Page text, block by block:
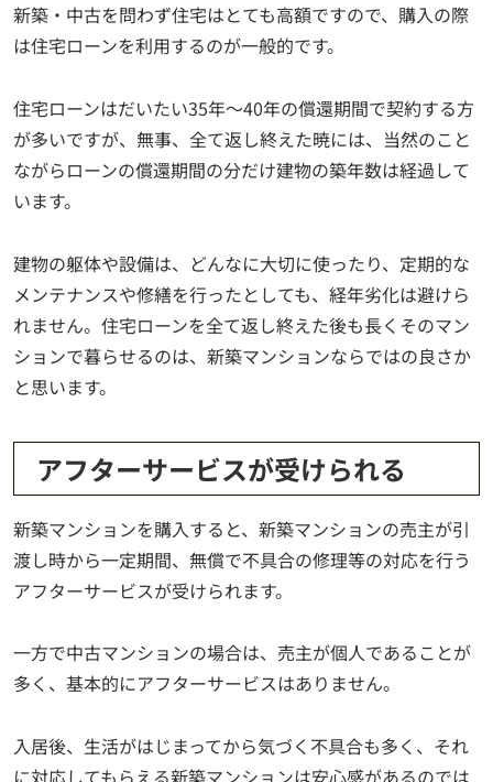
新築・中古を問わず住宅はとても高額ですので、購入の際
は住宅ローンを利用するのが一般的です。
住宅ローンはだいたい35年～40年の償還期間で契約する方
が多いですが、無事、全て返し終えた暁には、当然のこと
ながらローンの償還期間の分だけ建物の築年数は経過して
います。
建物の躯体や設備は、どんなに大切に使ったり、定期的な
メンテナンスや修繕を行ったとしても、経年劣化は避けら
れません。住宅ローンを全て返し終えた後も長くそのマン
ションで暮らせるのは、新築マンションならではの良さか
と思います。
アフターサービスが受けられる
新築マンションを購入すると、新築マンションの売主が引
渡し時から一定期間、無償で不具合の修理等の対応を行う
アフターサービスが受けられます。
一方で中古マンションの場合は、売主が個人であることが
多く、基本的にアフターサービスはありません。
入居後、生活がはじまってから気づく不具合も多く、それ